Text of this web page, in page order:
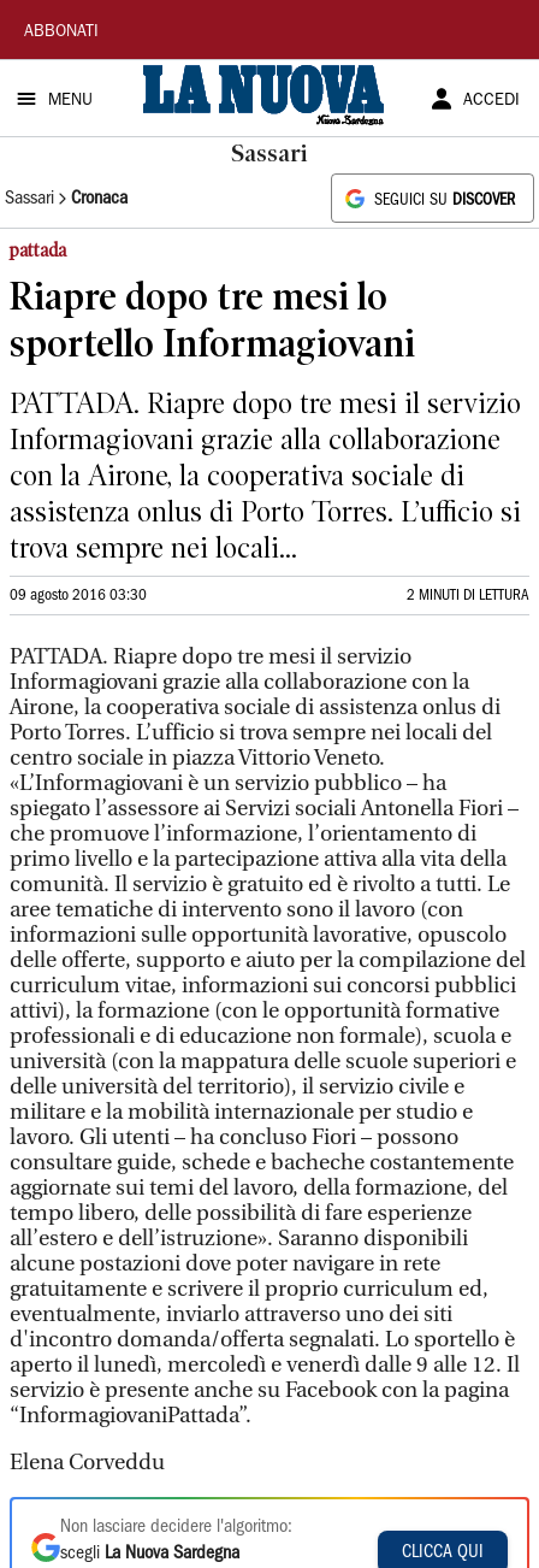
La
Nuova
Sardegna
ABBONATI
MENU ACCEDI
Sassari
Sassari Cronaca SEGUICI SU DISCOVER
pattada
Riapre dopo tre mesi lo
sportello Informagiovani
PATTADA. Riapre dopo tre mesi il servizio
Informagiovani grazie alla collaborazione
con la Airone, la cooperativa sociale di
assistenza onlus di Porto Torres. L’ufficio si
trova sempre nei locali...
09 agosto 2016 03:30 2 MINUTI DI LETTURA
PATTADA. Riapre dopo tre mesi il servizio
Informagiovani grazie alla collaborazione con la
Airone, la cooperativa sociale di assistenza onlus di
Porto Torres. L’ufficio si trova sempre nei locali del
centro sociale in piazza Vittorio Veneto.
«L’Informagiovani è un servizio pubblico – ha
spiegato l’assessore ai Servizi sociali Antonella Fiori –
che promuove l’informazione, l’orientamento di
primo livello e la partecipazione attiva alla vita della
comunità. Il servizio è gratuito ed è rivolto a tutti. Le
aree tematiche di intervento sono il lavoro (con
informazioni sulle opportunità lavorative, opuscolo
delle offerte, supporto e aiuto per la compilazione del
curriculum vitae, informazioni sui concorsi pubblici
attivi), la formazione (con le opportunità formative
professionali e di educazione non formale), scuola e
università (con la mappatura delle scuole superiori e
delle università del territorio), il servizio civile e
militare e la mobilità internazionale per studio e
lavoro. Gli utenti – ha concluso Fiori – possono
consultare guide, schede e bacheche costantemente
aggiornate sui temi del lavoro, della formazione, del
tempo libero, delle possibilità di fare esperienze
all’estero e dell’istruzione». Saranno disponibili
alcune postazioni dove poter navigare in rete
gratuitamente e scrivere il proprio curriculum ed,
eventualmente, inviarlo attraverso uno dei siti
d'incontro domanda/offerta segnalati. Lo sportello è
aperto il lunedì, mercoledì e venerdì dalle 9 alle 12. Il
servizio è presente anche su Facebook con la pagina
“InformagiovaniPattada”.
Elena Corveddu
Non lasciare decidere l'algoritmo:
scegli La Nuova Sardegna
CLICCA QUI